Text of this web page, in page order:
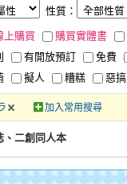
性質：
上購買 購買實體書
有開放預訂 免費
擬人 糟糕 惡搞
加入常用搜尋
、二創同人本